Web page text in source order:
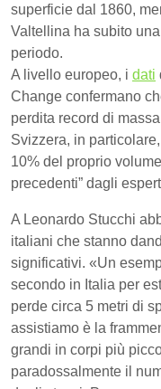
superficie dal 1860,
Valtellina ha subito
periodo.
A livello europeo, i dati
Change confermano
perdita record di
Svizzera, in
10% del proprio
precedenti” dagli
A Leonardo Stucchi
italiani che stanno
significativi. «Un
secondo in Italia per
perde circa 5 metri di
assistiamo è la
grandi in corpi più
paradossalmente il